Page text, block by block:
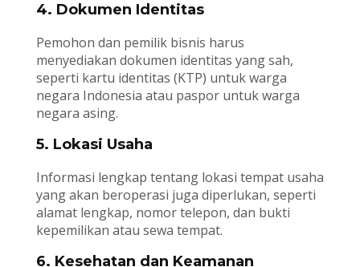
4. Dokumen Identitas
Pemohon dan pemilik bisnis harus
menyediakan dokumen identitas yang sah,
seperti kartu identitas (KTP) untuk warga
negara Indonesia atau paspor untuk warga
negara asing.
5. Lokasi Usaha
Informasi lengkap tentang lokasi tempat usaha
yang akan beroperasi juga diperlukan, seperti
alamat lengkap, nomor telepon, dan bukti
kepemilikan atau sewa tempat.
6. Kesehatan dan Keamanan